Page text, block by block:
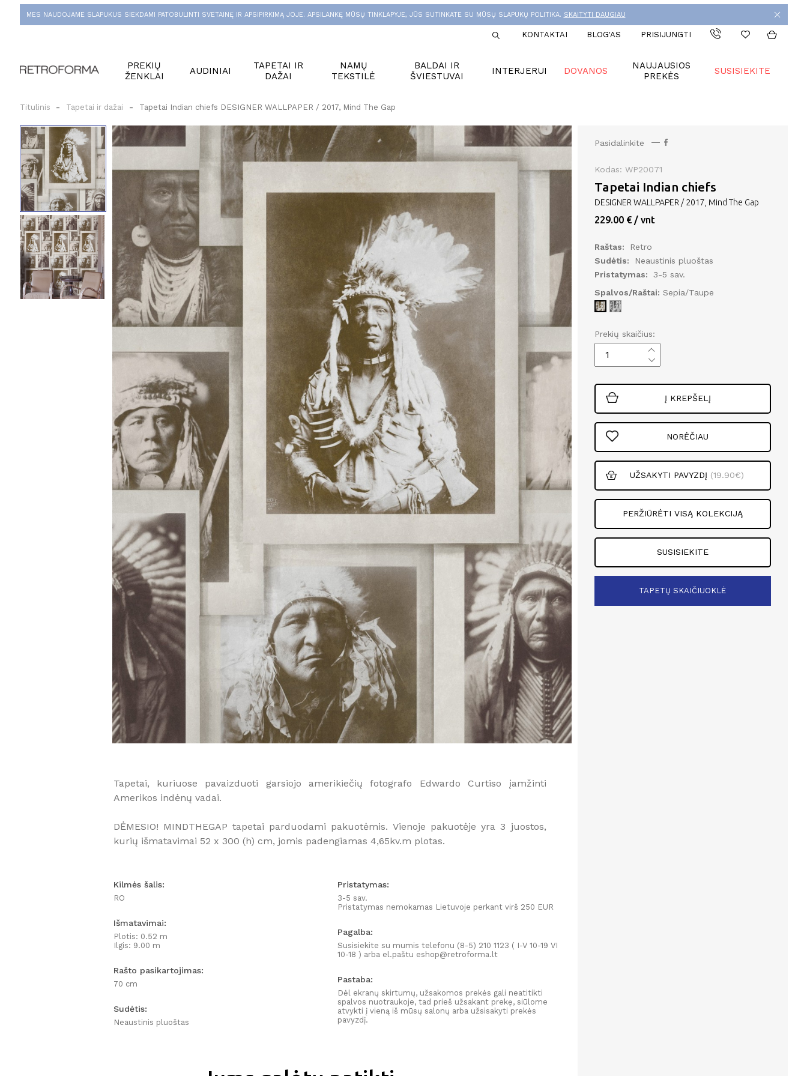
MES NAUDOJAME SLAPUKUS SIEKDAMI PATOBULINTI SVETAINĘ IR APSIPIRKIMĄ JOJE. APSILANKĘ MŪSŲ TINKLAPYJE, JŪS SUTINKATE SU MŪSŲ SLAPUKŲ POLITIKA. SKAITYTI DAUGIAU
KONTAKTAI BLOG'AS PRISIJUNGTI
PREKIŲ
ŽENKLAI
AUDINIAI
TAPETAI IR
DAŽAI
NAMŲ
TEKSTILĖ
BALDAI IR
ŠVIESTUVAI
INTERJERUI DOVANOS
NAUJAUSIOS
PREKĖS
SUSISIEKITE
Titulinis Tapetai ir dažai Tapetai Indian chiefs DESIGNER WALLPAPER / 2017, Mind The Gap
Tapetai, kuriuose pavaizduoti garsiojo amerikiečių fotografo Edwardo Curtiso įamžinti
Amerikos indėnų vadai.
DĖMESIO! MINDTHEGAP tapetai parduodami pakuotėmis. Vienoje pakuotėje yra 3 juostos,
kurių išmatavimai 52 x 300 (h) cm, jomis padengiamas 4,65kv.m plotas.
Kilmės šalis:
RO
Išmatavimai:
Plotis: 0.52 m
Ilgis: 9.00 m
Rašto pasikartojimas:
70 cm
Sudėtis:
Neaustinis pluoštas
Pristatymas:
3-5 sav.
Pristatymas nemokamas Lietuvoje perkant virš 250 EUR
Pagalba:
Susisiekite su mumis telefonu (8-5) 210 1123 ( I-V 10-19 VI
10-18 ) arba el.paštu eshop@retroforma.lt
Pastaba:
Dėl ekranų skirtumų, užsakomos prekės gali neatitikti
spalvos nuotraukoje, tad prieš užsakant prekę, siūlome
atvykti į vieną iš mūsų salonų arba užsisakyti prekės
pavyzdį.
Pasidalinkite
Kodas: WP20071
Tapetai Indian chiefs
DESIGNER WALLPAPER / 2017, Mind The Gap
229.00 € / vnt
Raštas:
Retro
Sudėtis:
Neaustinis pluoštas
Pristatymas:
3-5 sav.
Spalvos/Raštai: Sepia/Taupe
Prekių skaičius:
Į KREPŠELĮ
NORĖČIAU
UŽSAKYTI PAVYZDĮ (19.90€)
PERŽIŪRĖTI VISĄ KOLEKCIJĄ
SUSISIEKITE
TAPETŲ SKAIČIUOKLĖ
IR GAUK 15 %NUOLAIDĄ PIRMAM APSIPIRKIMUI INTERNETU!
PRENUMERUOTI